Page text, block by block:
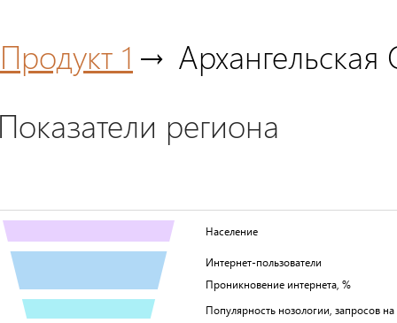
Продукт 1
Архангельская
региона
Население
Интернет-пользователи
Проникновение интернета, %
Популярность нозологии, запросов на